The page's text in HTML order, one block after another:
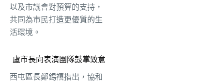
以及市議會對預算的支持，
共同為市民打造更優質的生
活環境。
盧市長向表演團隊鼓掌致意
西屯區長鄭錫禧指出，協和